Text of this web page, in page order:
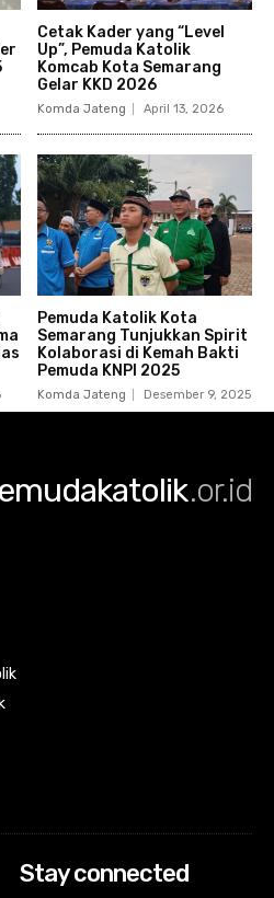
Cetak Kader yang “Level
Up”, Pemuda Katolik
Komcab Kota Semarang
Gelar KKD 2026
Komda Jateng April 13, 2026
Pemuda Katolik Kota
Semarang Tunjukkan Spirit
Kolaborasi di Kemah Bakti
Pemuda KNPI 2025
Komda Jateng Desember 9, 2025
.or.id
Stay connected